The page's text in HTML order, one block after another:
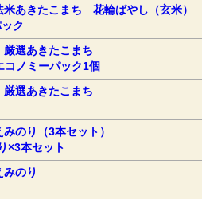
米あきたこまち 花輪ばやし（玄米）
ク
選あきたこまち
コノミーパック1個
選あきたこまち
のり（3本セット）
×3本セット
みのり